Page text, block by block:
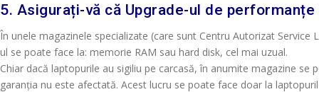
5. Asigurați-vă că Upgrade-ul de
În unele magazinele specializate (care sunt Centru Autorizat
ul se poate face la: memorie RAM sau hard disk, cel mai uzual.
Chiar dacă laptopurile au sigiliu pe carcasă, în anumite magazine
garanția nu este afectată. Acest lucru se poate face doar la